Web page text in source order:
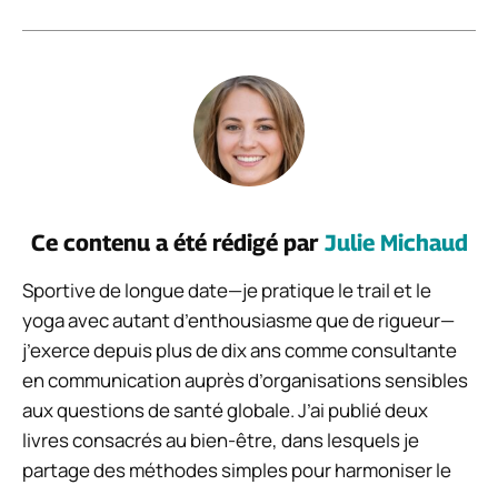
Ce contenu a été rédigé par Julie Michaud
Sportive de longue date—je pratique le trail et le
yoga avec autant d’enthousiasme que de rigueur—
j’exerce depuis plus de dix ans comme consultante
en communication auprès d’organisations sensibles
aux questions de santé globale. J’ai publié deux
livres consacrés au bien-être, dans lesquels je
partage des méthodes simples pour harmoniser le